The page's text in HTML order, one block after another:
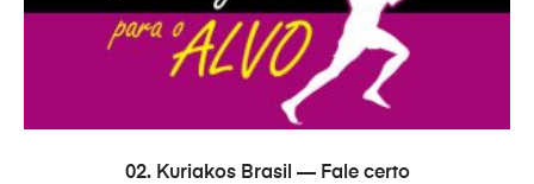
В КОРЗИНУ
02. Kuriakos Brasil — Fale certo